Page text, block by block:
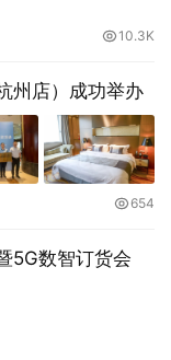
10.3K
州店）成功举办
654
5G数智订货会